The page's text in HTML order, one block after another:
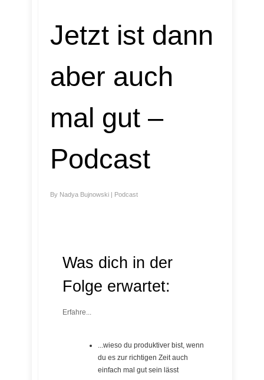
Jetzt ist dann
aber auch
mal gut –
Podcast
By Nadya Bujnowski | Podcast
Was dich in der
Folge erwartet:
Erfahre...
...wieso du produktiver bist, wenn
du es zur richtigen Zeit auch
einfach mal gut sein lässt